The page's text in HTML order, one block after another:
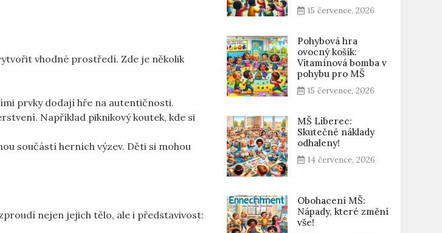
vhodné prostředí. Zde je několik
prvky dodají hře na autentičnosti.
Například piknikový koutek, kde si
součástí herních výzev. Děti si mohou
nejen jejich tělo, ale i představivost:
15 července, 2026
Pohybová hra
ovocný košík:
Vitamínová bomba v
pohybu pro MŠ
15 července, 2026
MŠ Liberec:
Skutečné náklady
odhaleny!
14 července, 2026
Obohacení MŠ:
Nápady, které změní
vše!